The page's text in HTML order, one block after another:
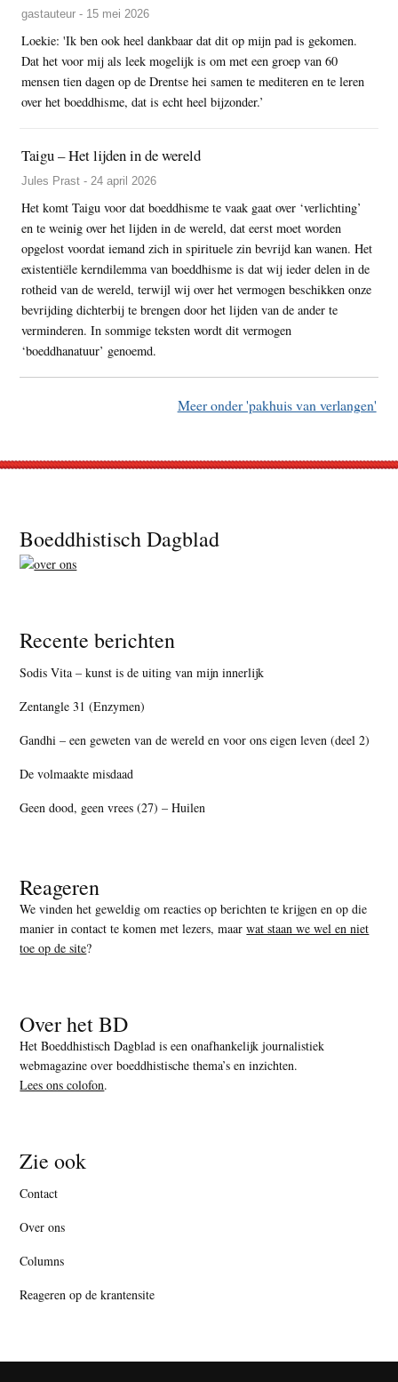
gastauteur - 15 mei 2026
Loekie: 'Ik ben ook heel dankbaar dat dit op mijn pad is gekomen.
Dat het voor mij als leek mogelijk is om met een groep van 60
mensen tien dagen op de Drentse hei samen te mediteren en te leren
over het boeddhisme, dat is echt heel bijzonder.’
Taigu – Het lijden in de wereld
Jules Prast - 24 april 2026
Het komt Taigu voor dat boeddhisme te vaak gaat over ‘verlichting’
en te weinig over het lijden in de wereld, dat eerst moet worden
opgelost voordat iemand zich in spirituele zin bevrijd kan wanen. Het
existentiële kerndilemma van boeddhisme is dat wij ieder delen in de
rotheid van de wereld, terwijl wij over het vermogen beschikken onze
bevrijding dichterbij te brengen door het lijden van de ander te
verminderen. In sommige teksten wordt dit vermogen
‘boeddhanatuur’ genoemd.
Meer onder 'pakhuis van verlangen'
Footer
Boeddhistisch Dagblad
Recente berichten
Sodis Vita – kunst is de uiting van mijn innerlijk
Zentangle 31 (Enzymen)
Gandhi – een geweten van de wereld en voor ons eigen leven (deel 2)
De volmaakte misdaad
Geen dood, geen vrees (27) – Huilen
Reageren
We vinden het geweldig om reacties op berichten te krijgen en op die
manier in contact te komen met lezers, maarwat staan we wel en niet
toe op de site?
Over het BD
Het Boeddhistisch Dagblad is een onafhankelijk journalistiek
webmagazine over boeddhistische thema’s en inzichten.
Lees ons colofon.
Zie ook
Contact
Over ons
Columns
Reageren op de krantensite